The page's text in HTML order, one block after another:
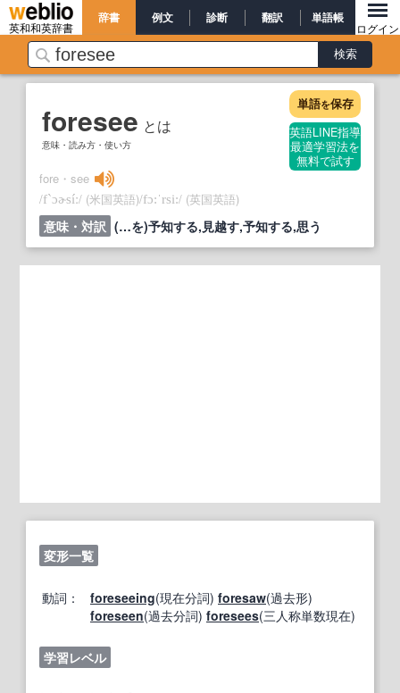
英和和英辞書
辞書 例文 診断 翻訳 単語帳
ログイン
foresee とは
意味・読み方・使い方
単語を保存
英語LINE指導
最適学習法を
無料で試す
fore・see
/f`ɔɚsíː/ (米国英語)/fɔ:ˈrsi:/ (英国英語)
意味・対訳 (…を)予知する,見越す,予知する,思う
変形一覧
動詞： foreseeing(現在分詞) foresaw(過去形)
foreseen(過去分詞) foresees(三人称単数現在)
学習レベル